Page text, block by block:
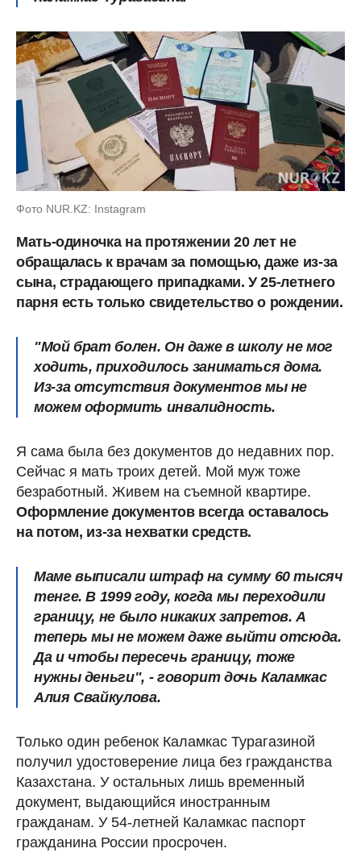
Фото NUR.KZ: Instagram
Мать-одиночка на протяжении 20 лет не
обращалась к врачам за помощью, даже из-за
сына, страдающего припадками. У 25-летнего
парня есть только свидетельство о рождении.
"Мой брат болен. Он даже в школу не мог
ходить, приходилось заниматься дома.
Из-за отсутствия документов мы не
можем оформить инвалидность.
Я сама была без документов до недавних пор.
Сейчас я мать троих детей. Мой муж тоже
безработный. Живем на съемной квартире.
Оформление документов всегда оставалось
на потом, из-за нехватки средств.
Маме выписали штраф на сумму 60 тысяч
тенге. В 1999 году, когда мы переходили
границу, не было никаких запретов. А
теперь мы не можем даже выйти отсюда.
Да и чтобы пересечь границу, тоже
нужны деньги", - говорит дочь Каламкас
Алия Свайкулова.
Только один ребенок Каламкас Турагазиной
получил удостоверение лица без гражданства
Казахстана. У остальных лишь временный
документ, выдающийся иностранным
гражданам. У 54-летней Каламкас паспорт
гражданина России просрочен.